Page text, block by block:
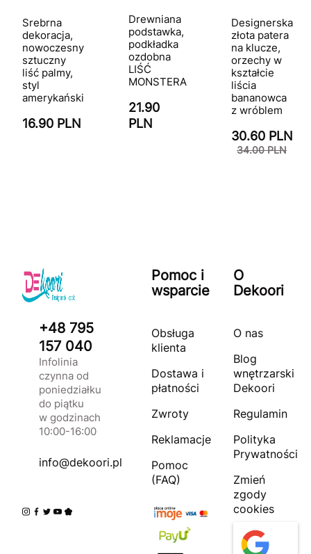
Srebrna
dekoracja,
nowoczesny
sztuczny
liść palmy,
styl
amerykański
16.90 PLN
Drewniana
podstawka,
podkładka
ozdobna
LIŚĆ
MONSTERA
21.90
PLN
Designerska
złota patera
na klucze,
orzechy w
kształcie
liścia
bananowca
z wróblem
30.60 PLN
34.00 PLN
+48 795
157 040
Infolinia
czynna od
poniedziałku
do piątku
w godzinach
10:00-16:00
info@dekoori.pl
Pomoc i
wsparcie
Obsługa
klienta
Dostawa i
płatności
Zwroty
Reklamacje
Pomoc
(FAQ)
O
Dekoori
O nas
Blog
wnętrzarski
Dekoori
Regulamin
Polityka
Prywatności
Zmień
zgody
cookies